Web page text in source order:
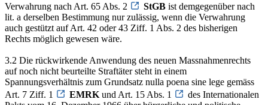
Verwahrung nach Art. 65 Abs. 2
StGB ist demgegenüber nach
lit. a derselben Bestimmung nur zulässig, wenn die Verwahrung
auch gestützt auf Art. 42 oder 43 Ziff. 1 Abs. 2 des bisherigen
Rechts möglich gewesen wäre.
3.2 Die rückwirkende Anwendung des neuen Massnahmenrechts
auf noch nicht beurteilte Straftäter steht in einem
Spannungsverhältnis zum Grundsatz nulla poena sine lege gemäss
Art. 7 Ziff. 1
EMRK und Art. 15 Abs. 1
des Internationalen